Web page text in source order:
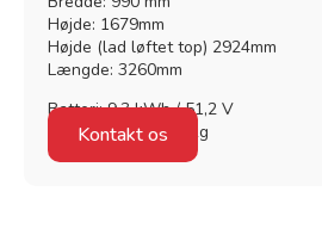
Granit Parts
Højde: 1679mm
Højde (lad løftet top) 2924mm
Længde: 3260mm
Batteri: 9,3 kWh / 51,2 V
Maskinvægt: 1430 kg
Kontakt os